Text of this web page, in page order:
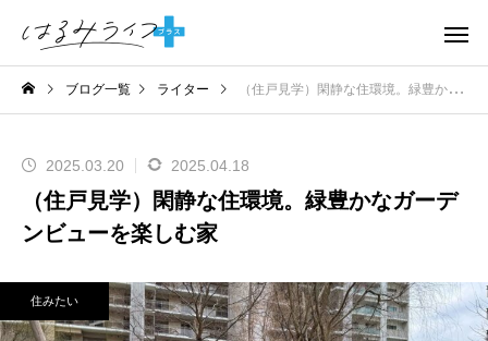
ブログ一覧 ライター （住戸見学）閑静な住環境。緑豊かなガーデンビューを楽しむ家
2025.03.20 2025.04.18
（住戸見学）閑静な住環境。緑豊かなガーデ
ンビューを楽しむ家
住みたい